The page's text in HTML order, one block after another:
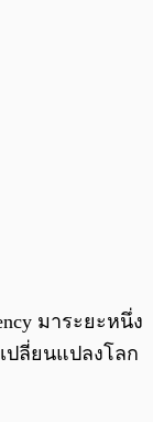
มาระยะหนึ่ง
ปลี่ยนแปลงโลก